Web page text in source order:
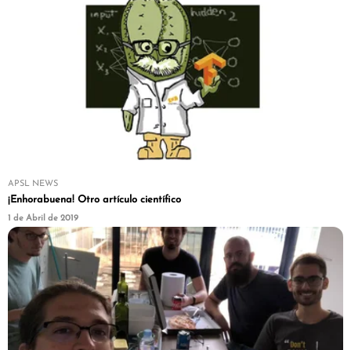
APSL NEWS
¡Enhorabuena! Otro artículo científico
1 de Abril de 2019